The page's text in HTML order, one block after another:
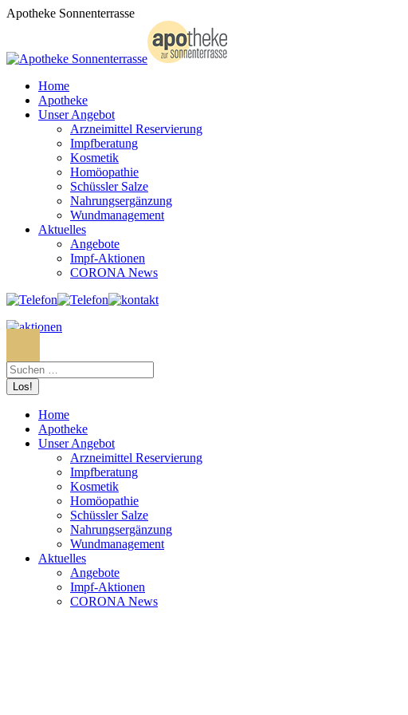
Zum
Apotheke Sonnenterrasse
Home
Apotheke
Unser Angebot
Arzneimittel Reservierung
Impfberatung
Kosmetik
Homöopathie
Schüssler Salze
Nahrungsergänzung
Wundmanagement
Aktuelles
Angebote
Impf-Aktionen
CORONA News
Home
Apotheke
Unser Angebot
Arzneimittel Reservierung
Impfberatung
Kosmetik
Homöopathie
Schüssler Salze
Nahrungsergänzung
Wundmanagement
Aktuelles
Angebote
Impf-Aktionen
CORONA News